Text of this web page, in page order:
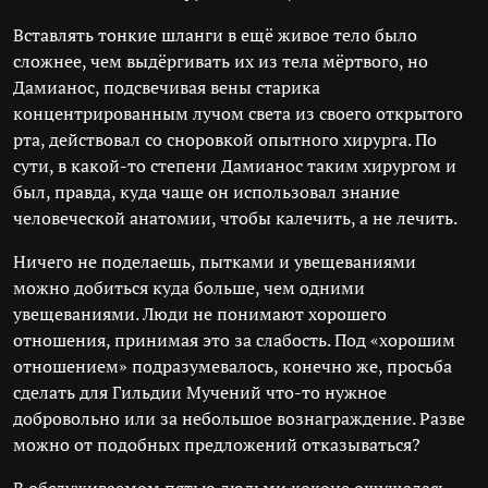
Вставлять тонкие шланги в ещё живое тело было
сложнее, чем выдёргивать их из тела мёртвого, но
Дамианос, подсвечивая вены старика
концентрированным лучом света из своего открытого
рта, действовал со сноровкой опытного хирурга. По
сути, в какой-то степени Дамианос таким хирургом и
был, правда, куда чаще он использовал знание
человеческой анатомии, чтобы калечить, а не лечить.
Ничего не поделаешь, пытками и увещеваниями
можно добиться куда больше, чем одними
увещеваниями. Люди не понимают хорошего
отношения, принимая это за слабость. Под «хорошим
отношением» подразумевалось, конечно же, просьба
сделать для Гильдии Мучений что-то нужное
добровольно или за небольшое вознаграждение. Разве
можно от подобных предложений отказываться?